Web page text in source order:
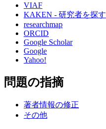
VIAF
KAKEN - 研究者を探す
researchmap
ORCID
Google Scholar
Google
Yahoo!
問題の指摘
著者情報の修正
その他